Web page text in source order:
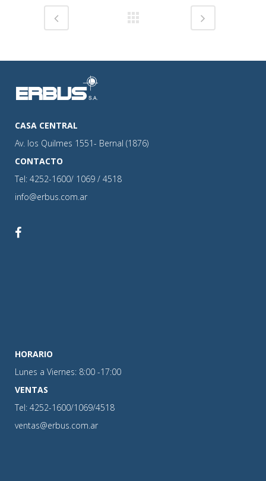
CASA CENTRAL
Av. los Quilmes 1551- Bernal (1876)
CONTACTO
Tel: 4252-1600/ 1069 / 4518
info@erbus.com.ar
HORARIO
Lunes a Viernes: 8:00 -17:00
VENTAS
Tel: 4252-1600/1069/4518
ventas@erbus.com.ar